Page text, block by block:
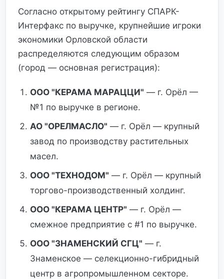
Согласно открытому рейтингу СПАРК-
Интерфакс по выручке, крупнейшие игроки
экономики Орловской области
распределяются следующим образом
(город — основная регистрация):
ООО "КЕРАМА МАРАЦЦИ" — г. Орёл —
№1 по выручке в регионе.
АО "ОРЕЛМАСЛО" — г. Орёл — крупный
завод по производству растительных
масел.
ООО "ТЕХНОДОМ" — г. Орёл — крупный
торгово-производственный холдинг.
ООО "КЕРАМА ЦЕНТР" — г. Орёл —
смежное предприятие с #1 по выручке.
ООО "ЗНАМЕНСКИЙ СГЦ" — г.
Знаменское — селекционно-гибридный
центр в агропромышленном секторе.